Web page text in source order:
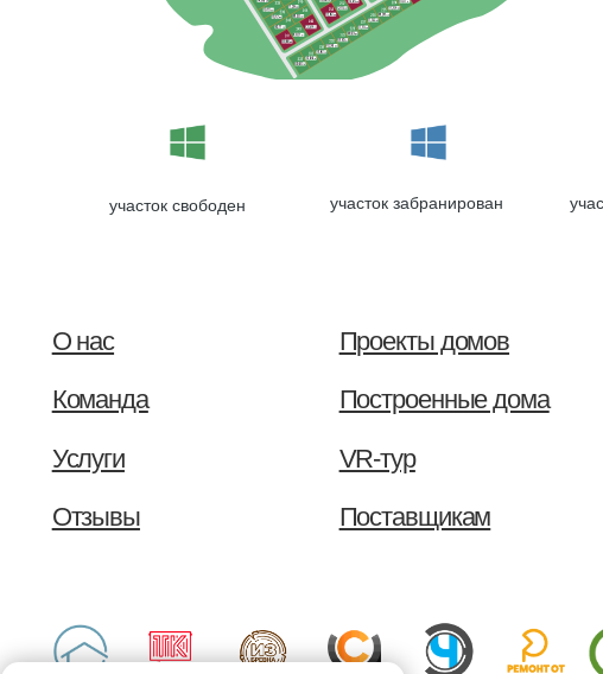
участок забранирован
участок свободен
Все
Построенные дома
VR-тур
Услуги